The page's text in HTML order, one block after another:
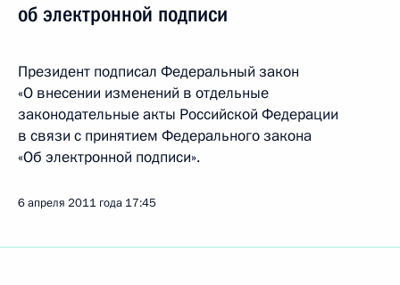
об электронной подписи
Президент подписал Федеральный закон
«О внесении изменений в отдельные
законодательные акты Российской Федерации
в связи с принятием Федерального закона
«Об электронной подписи».
6 апреля 2011 года 17:45